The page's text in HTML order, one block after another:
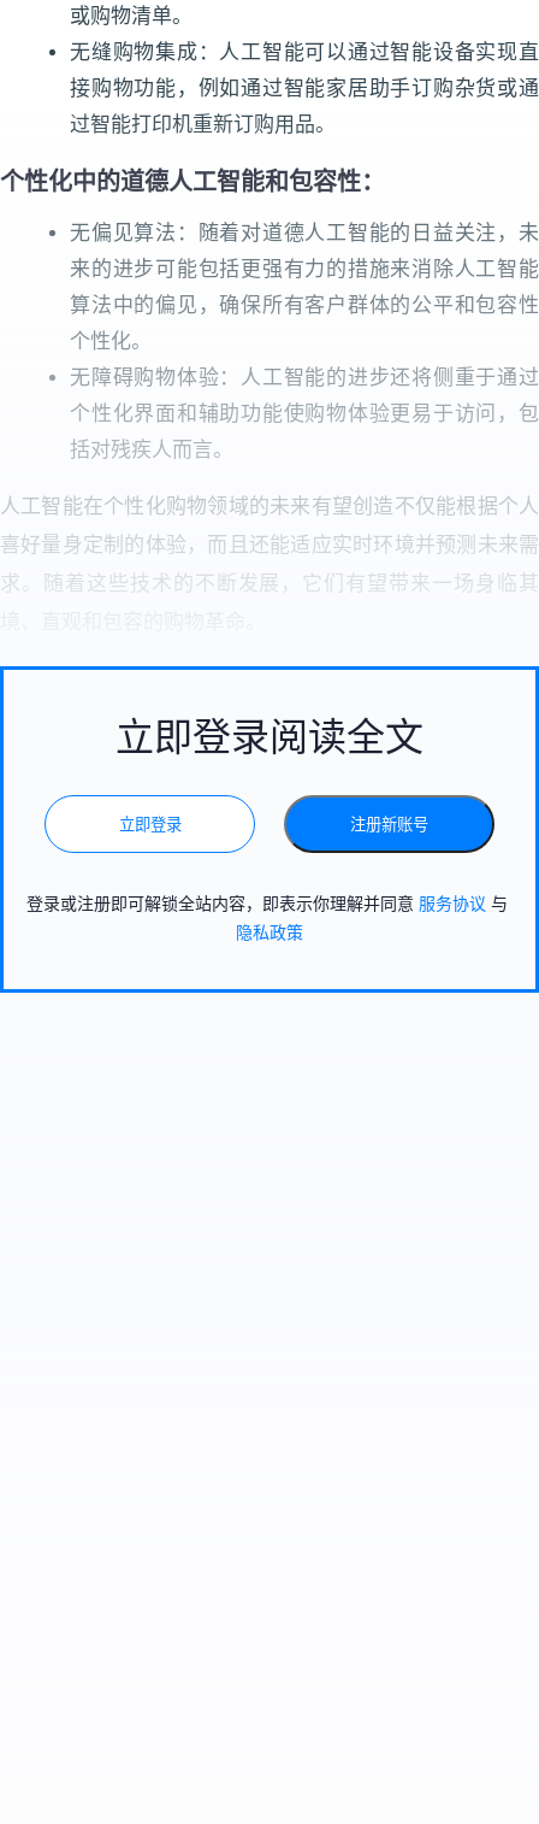
或购物清单。
无缝购物集成：人工智能可以通过智能设备实现直
接购物功能，例如通过智能家居助手订购杂货或通
过智能打印机重新订购用品。
个性化中的道德人工智能和包容性：
无偏见算法：随着对道德人工智能的日益关注，未
来的进步可能包括更强有力的措施来消除人工智能
算法中的偏见，确保所有客户群体的公平和包容性
个性化。
无障碍购物体验：人工智能的进步还将侧重于通过
个性化界面和辅助功能使购物体验更易于访问，包
括对残疾人而言。
人工智能在个性化购物领域的未来有望创造不仅能根据个人
喜好量身定制的体验，而且还能适应实时环境并预测未来需
求。随着这些技术的不断发展，它们有望带来一场身临其
立即登录阅读全文
立即登录 注册新账号
登录或注册即可解锁全站内容，即表示你理解并同意 服务协议 与
隐私政策